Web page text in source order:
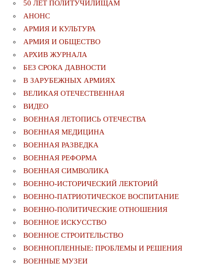
50 ЛЕТ ПОЛИТУЧИЛИЩАМ
АНОНС
АРМИЯ И КУЛЬТУРА
АРМИЯ И ОБЩЕСТВО
АРХИВ ЖУРНАЛА
БЕЗ СРОКА ДАВНОСТИ
В ЗАРУБЕЖНЫХ АРМИЯХ
ВЕЛИКАЯ ОТЕЧЕСТВЕННАЯ
ВИДЕО
ВОЕННАЯ ЛЕТОПИСЬ ОТЕЧЕСТВА
ВОЕННАЯ МЕДИЦИНА
ВОЕННАЯ РАЗВЕДКА
ВОЕННАЯ РЕФОРМА
ВОЕННАЯ СИМВОЛИКА
ВОЕННО-ИСТОРИЧЕСКИЙ ЛЕКТОРИЙ
ВОЕННО-ПАТРИОТИЧЕСКОЕ ВОСПИТАНИЕ
ВОЕННО-ПОЛИТИЧЕСКИE ОТНОШЕНИЯ
ВОЕННОЕ ИСКУССТВО
ВОЕННОЕ СТРОИТЕЛЬСТВО
ВОЕННОПЛЕННЫЕ: ПРОБЛЕМЫ И РЕШЕНИЯ
ВОЕННЫЕ МУЗЕИ